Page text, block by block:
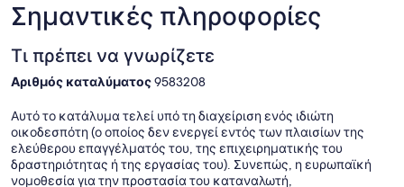
Σημαντικές πληροφορίες
Τι πρέπει να γνωρίζετε
Αριθμός καταλύματος9583208
Αυτό το κατάλυμα τελεί υπό τη διαχείριση ενός ιδιώτη
οικοδεσπότη (ο οποίος δεν ενεργεί εντός των πλαισίων της
ελεύθερου επαγγέλματός του, της επιχειρηματικής του
δραστηριότητας ή της εργασίας του). Συνεπώς, η ευρωπαϊκή
νομοθεσία για την προστασία του καταναλωτή,